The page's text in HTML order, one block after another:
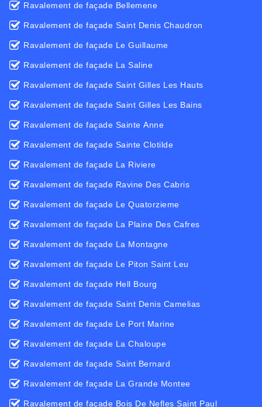
Ravalement de façade Bellemene
Ravalement de façade Saint Denis Chaudron
Ravalement de façade Le Guillaume
Ravalement de façade La Saline
Ravalement de façade Saint Gilles Les Hauts
Ravalement de façade Saint Gilles Les Bains
Ravalement de façade Sainte Anne
Ravalement de façade Sainte Clotilde
Ravalement de façade La Riviere
Ravalement de façade Ravine Des Cabris
Ravalement de façade Le Quatorzieme
Ravalement de façade La Plaine Des Cafres
Ravalement de façade La Montagne
Ravalement de façade Le Piton Saint Leu
Ravalement de façade Hell Bourg
Ravalement de façade Saint Denis Camelias
Ravalement de façade Le Port Marine
Ravalement de façade La Chaloupe
Ravalement de façade Saint Bernard
Ravalement de façade La Grande Montee
Ravalement de façade Bois De Nefles Saint Paul